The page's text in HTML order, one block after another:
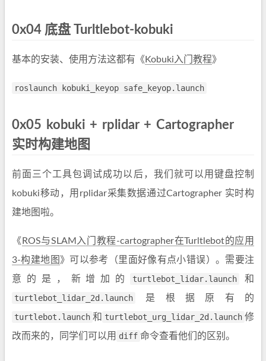
0x04 底盘 Turltlebot-kobuki
基本的安装、使用方法这都有《 Kobuki入门教程》
roslaunch kobuki_keyop safe_keyop.launch
0x05 kobuki + rplidar + Cartographer
实时构建地图
前面三个工具包调试成功以后，我们就可以用键盘控制
kobuki移动，用rplidar采集数据通过Cartographer 实时构
建地图啦。
《 ROS与SLAM入门教程-cartographer在Turltlebot的应用
3-构建地图 》可以参考（里面好像有点小错误）。需要注
意的是，新增加的
turtlebot_lidar.launch
和
turtlebot_lidar_2d.launch
是根据原有的
turtlebot.launch 和 turtlebot_urg_lidar_2d.launch 修
改而来的，同学们可以用 diff 命令查看他们的区别。